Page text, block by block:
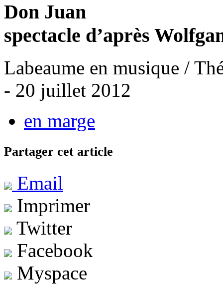
Don Juan
spectacle d’après
Labeaume en musique /
- 20 juillet 2012
en marge
Partager cet article
Email
Imprimer
Twitter
Facebook
Myspace